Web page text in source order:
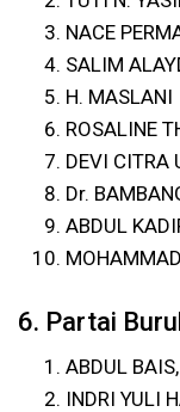
NACE
SALIM
H. MASLANI
ROSALINE
DEVI CITRA
Dr.
ABDUL
6. Partai
ABDUL BAIS,
INDRI YULI